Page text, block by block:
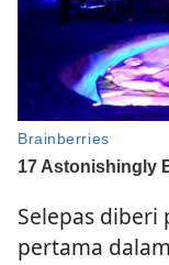
Selepas
pertama